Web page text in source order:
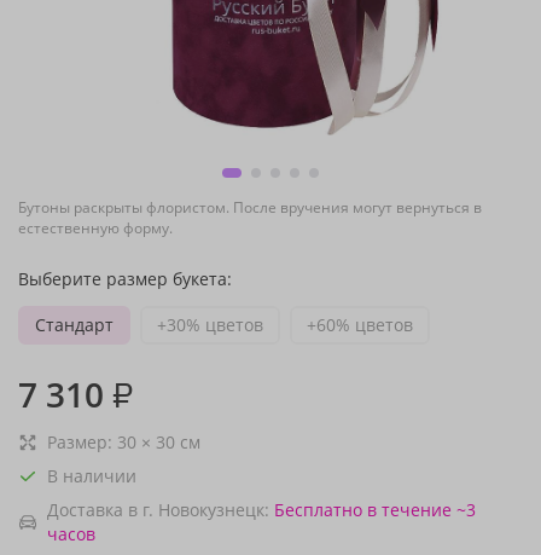
Бутоны раскрыты флористом. После вручения могут вернуться в
естественную форму.
Выберите размер букета:
Стандарт
+30% цветов +60% цветов
7 310 ₽
Размер: 30 × 30 см
В наличии
Доставка в г. Новокузнецк: Бесплатно в течение ~3
часов